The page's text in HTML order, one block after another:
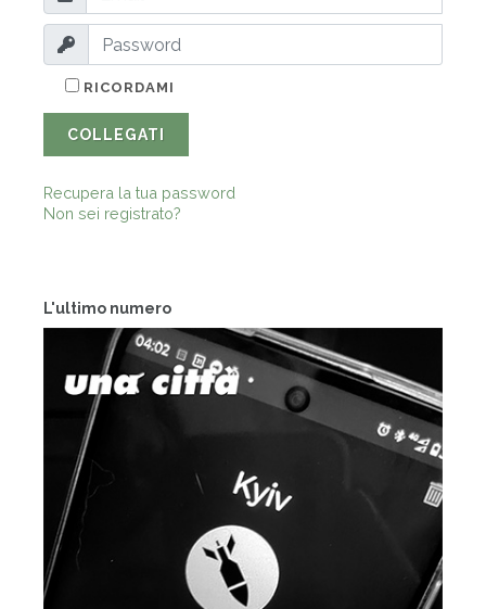
L'ultimo numero
RICORDAMI
COLLEGATI
Recupera la tua password
Non sei registrato?